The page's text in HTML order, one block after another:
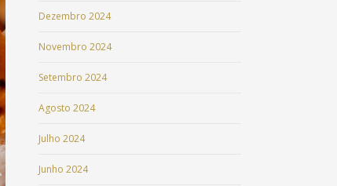
Dezembro 2024
Novembro 2024
Setembro 2024
Agosto 2024
Julho 2024
Junho 2024